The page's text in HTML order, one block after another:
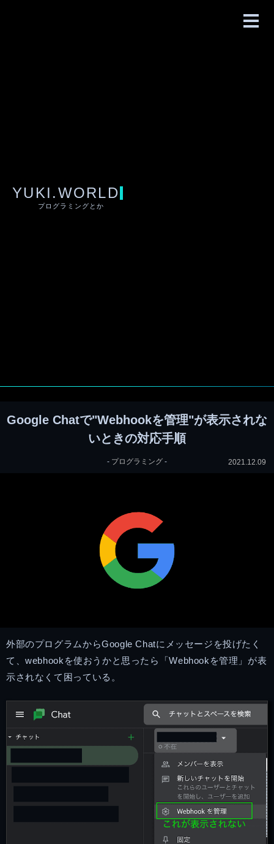
YUKI.WORLD
プログラミングとか
Google Chatで"Webhookを管理"が表示されな
いときの対応手順
- プログラミング - 2021.12.09
外部のプログラムからGoogle Chatにメッセージを投げたく
て、webhookを使おうかと思ったら「Webhookを管理」が表
示されなくて困っている。